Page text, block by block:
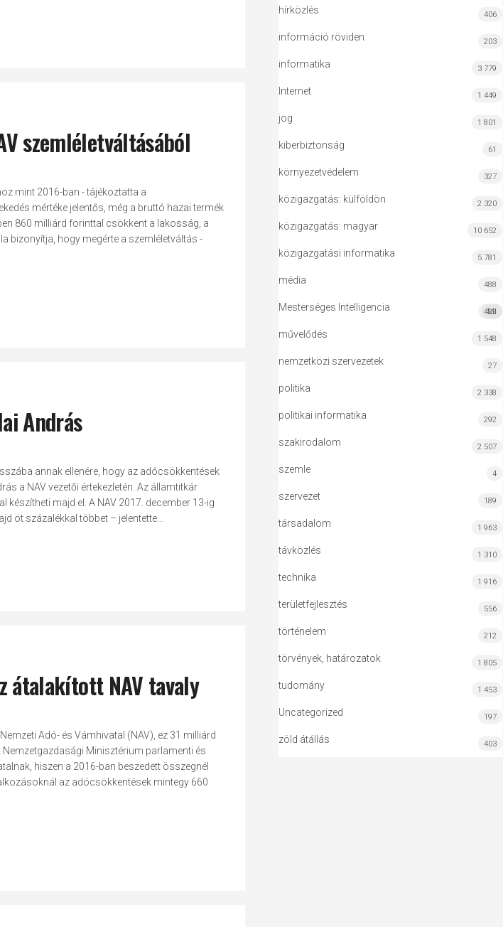
szemléletváltásából
mint 2016-ban - tájékoztatta a
mértéke jelentős, még a bruttó hazai termék
860 milliárd forinttal csökkent a lakosság, a
bizonyítja, hogy megérte a szemléletváltás -
András
annak ellenére, hogy az adócsökkentések
a NAV vezetői értekezletén. Az államtitkár
majd el. A NAV 2017. december 13-ig
öt százalékkal többet – jelentette...
átalakított NAV tavaly
Adó- és Vámhivatal (NAV), ez 31 milliárd
Minisztérium parlamenti és
hiszen a 2016-ban beszedett összegnél
az adócsökkentések mintegy 660
hírközlés 406
információ röviden 203
informatika 3 779
Internet 1 449
jog 1 801
kiberbiztonság 61
környezetvédelem 327
közigazgatás: külföldön 2 320
közigazgatás: magyar 10 652
közigazgatási informatika 5 781
média 488
Mesterséges Intelligencia MI
422
művelődés 1 548
nemzetközi szervezetek 27
politika 2 338
politikai informatika 292
szakirodalom 2 507
szemle 4
szervezet 189
társadalom 1 963
távközlés 1 310
technika 1 916
területfejlesztés 556
történelem 212
törvények, határozatok 1 805
tudomány 1 453
Uncategorized 197
zöld átállás 403